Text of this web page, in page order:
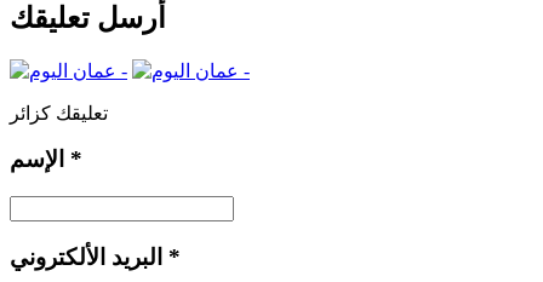
أرسل تعليقك
تعليقك كزائر
*
*